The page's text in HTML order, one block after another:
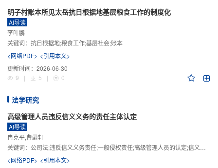
明子村账本所见太岳抗日根据地基层粮食工作的制度化
AI导读
李叶鹏
关键词： 抗日根据地;粮食工作;基层社会;账本
<网络PDF> <引用本文>
更新时间： 2026-06-30
9
| 5 | 0
法学研究
高级管理人员违反信义义务的责任主体认定
AI导读
冉克平,曹蔚轩
关键词： 公司法;违反信义义务责任;一般侵权责任;高级管理人员的认定;信义义务
<网络PDF> <引用本文>